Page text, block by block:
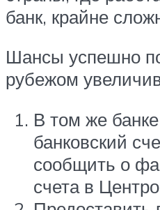
банк, крайне
Шансы успешно
рубежом
В том же
банковский
сообщить о
счета в